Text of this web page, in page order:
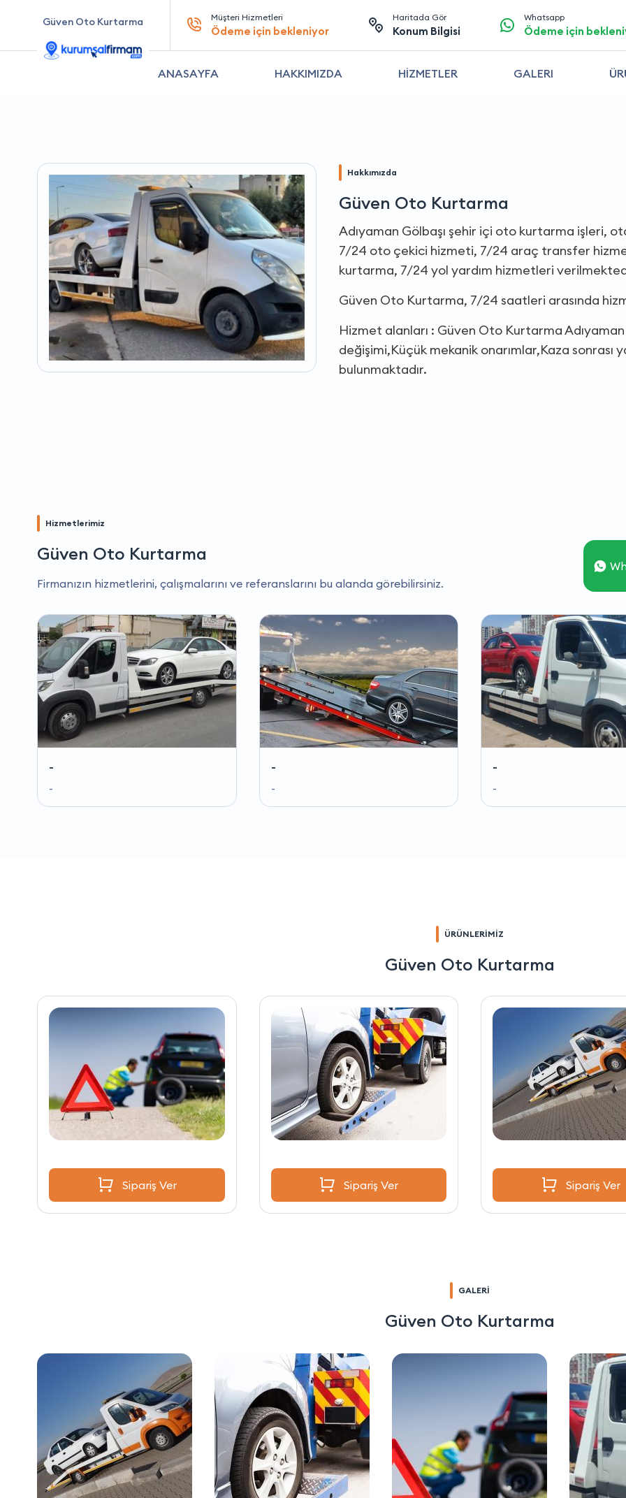
Güven Oto Kurtarma Müşteri Hizmetleri
Ödeme için bekleniyor
Haritada Gör
Konum Bilgisi
Whatsapp
Ödeme için
ANASAYFA HAKKIMIZDA HİZMETLER GALERI
Hakkımızda
Güven Oto Kurtarma
Adıyaman Gölbaşı şehir içi oto kurtarma işleri,
7/24 oto çekici hizmeti, 7/24 araç transfer
kurtarma, 7/24 yol yardım hizmetleri
Güven Oto Kurtarma, 7/24 saatleri arasında
Hizmet alanları : Güven Oto Kurtarma
değişimi,Küçük mekanik onarımlar,Kaza sonrası
bulunmaktadır.
Hizmetlerimiz
Güven Oto Kurtarma
Firmanızın hizmetlerini, çalışmalarını ve referanslarını bu alanda görebilirsiniz.
-
-
-
-
-
-
ÜRÜNLERİMİZ
Güven Oto Kurtarma
Sipariş Ver Sipariş Ver Sipariş Ver
GALERİ
Güven Oto Kurtarma